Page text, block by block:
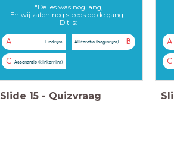
"De les was nog lang,
En wij zaten nog steeds op de gang."
Dit is:
A Eindrijm B
Alliteratie (beginrijm)
C Assonantie (klinkerrijm)
Slide 15 - Quizvraag
A
C